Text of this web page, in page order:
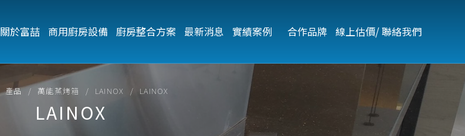
關於富喆 商用廚房設備 廚房整合方案 最新消息 實績案例 合作品牌 線上估價/ 聯絡我們
產品 萬能蒸烤箱 LAINOX LAINOX
LAINOX